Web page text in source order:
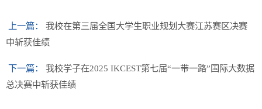
上一篇：
我校在第三届全国大学生职业规划大赛江苏赛区决赛
中斩获佳绩
下一篇：
我校学子在2025 IKCEST第七届“一带一路”国际大数据
总决赛中斩获佳绩